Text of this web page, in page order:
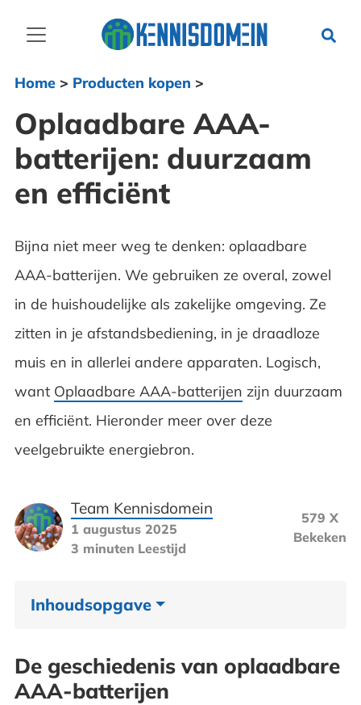
Home> Producten kopen >
Oplaadbare AAA-
batterijen: duurzaam
en efficiënt
Bijna niet meer weg te denken: oplaadbare
AAA-batterijen. We gebruiken ze overal, zowel
in de huishoudelijke als zakelijke omgeving. Ze
zitten in je afstandsbediening, in je draadloze
muis en in allerlei andere apparaten. Logisch,
want Oplaadbare AAA-batterijen zijn duurzaam
en efficiënt. Hieronder meer over deze
veelgebruikte energiebron.
Team Kennisdomein
1 augustus 2025
3 minuten Leestijd
579 X
Bekeken
Inhoudsopgave
batterijen
De geschiedenis van oplaadbare
AAA-batterijen